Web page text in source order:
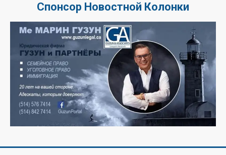
Спонсор Новостной Колонки